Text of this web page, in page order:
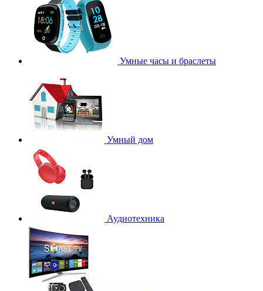
Умные часы и браслеты
Умный дом
Аудиотехника